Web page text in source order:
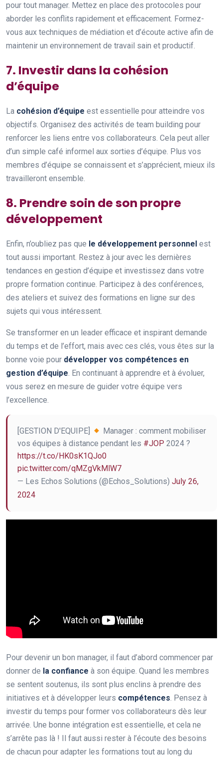
pour tout manager. Mettez en place des protocoles pour
aborder les conflits rapidement et efficacement. Formez-
vous aux techniques de médiation et d’écoute active afin de
maintenir un environnement de travail sain et productif.
7. Investir dans la cohésion
d’équipe
La cohésion d’équipe est essentielle pour atteindre vos
objectifs. Organisez des activités de team building pour
renforcer les liens entre vos collaborateurs. Cela peut aller
d’un simple café informel aux sorties d’équipe. Plus vos
membres d’équipe se connaissent et s’apprécient, mieux ils
travailleront ensemble.
8. Prendre soin de son propre
développement
Enfin, n’oubliez pas que le développement personnel est
tout aussi important. Restez à jour avec les dernières
tendances en gestion d’équipe et investissez dans votre
propre formation continue. Participez à des conférences,
des ateliers et suivez des formations en ligne sur des
sujets qui vous intéressent.
Se transformer en un leader efficace et inspirant demande
du temps et de l’effort, mais avec ces clés, vous êtes sur la
bonne voie pour développer vos compétences en
gestion d’équipe. En continuant à apprendre et à évoluer,
vous serez en mesure de guider votre équipe vers
l’excellence.
[GESTION D'EQUIPE]
Manager : comment mobiliser
vos équipes à distance pendant les #JOP 2024 ?
https://t.co/HK0sK1QJo0
pic.twitter.com/qMZgVkMlW7
— Les Echos Solutions (@Echos_Solutions) July 26,
2024
Pour devenir un bon manager, il faut d’abord commencer par
donner de la confiance à son équipe. Quand les membres
se sentent soutenus, ils sont plus enclins à prendre des
initiatives et à développer leurs compétences . Pensez à
investir du temps pour former vos collaborateurs dès leur
arrivée. Une bonne intégration est essentielle, et cela ne
s’arrête pas là ! Il faut aussi rester à l’écoute des besoins
de chacun pour adapter les formations tout au long du